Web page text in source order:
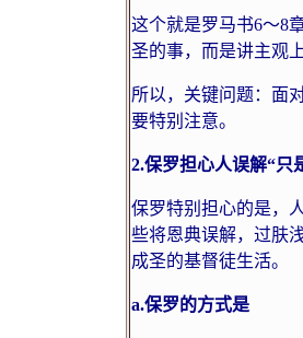
这个就是罗马书6～8
圣的事，而是讲主观
所以，关键问题：面
要特别注意。
2.保罗担心人误解“只
保罗特别担心的是，
些将恩典误解，过肤
成圣的基督徒生活。
a.保罗的方式是